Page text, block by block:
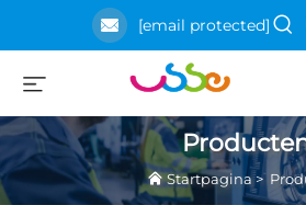
[email protected]
Startpagina>